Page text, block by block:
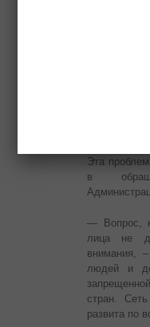
Эта
в
— Вопрос,
лица не
внимания,
людей и
стран.
развита по